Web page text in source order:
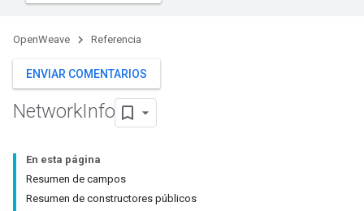
OpenWeave Referencia
ENVIAR COMENTARIOS
NetworkInfo
En esta página
Resumen de campos
Resumen de constructores públicos